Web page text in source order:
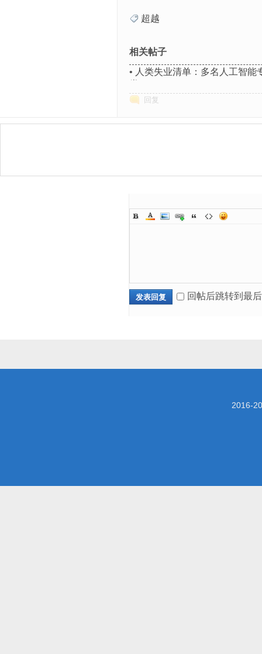
超越
相关帖子
• 人类失业清单：多名人工智
回复
发表回复 回帖后跳转到最
2016-